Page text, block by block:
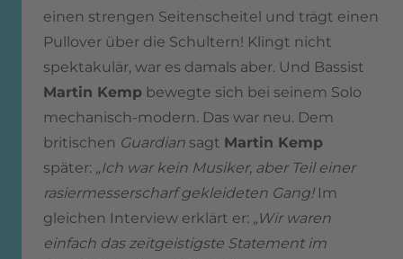
einen strengen Seitenscheitel und trägt einen
Pullover über die Schultern! Klingt nicht
spektakulär, war es damals aber. Und Bassist
Martin Kemp bewegte sich bei seinem Solo
mechanisch-modern. Das war neu. Dem
britischen Guardian sagt Martin Kemp
später: „Ich war kein Musiker, aber Teil einer
rasiermesserscharf gekleideten Gang! Im
gleichen Interview erklärt er: „Wir waren
einfach das zeitgeistigste Statement im